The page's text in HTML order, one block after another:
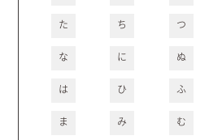
た ち つ
な に ぬ
は ひ ふ
ま み む